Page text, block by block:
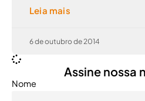
Leia mais
6 de outubro de 2014
Assine nossa
Nome